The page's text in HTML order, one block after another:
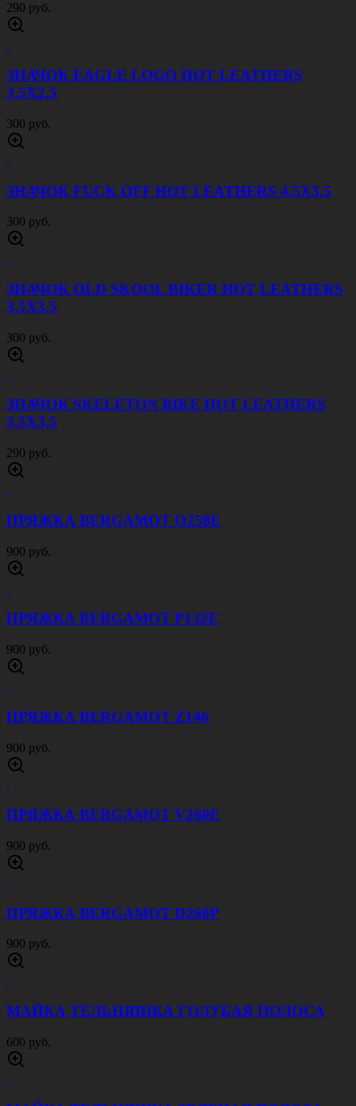
290 руб.
ЗНАЧОК EAGLE LOGO HOT LEATHERS
3,5Х2,5
300 руб.
ЗНАЧОК FUCK OFF HOT LEATHERS 4,5Х3,5
300 руб.
ЗНАЧОК OLD SKOOL BIKER HOT LEATHERS
3,5Х3,5
300 руб.
ЗНАЧОК SKELETON BIKE HOT LEATHERS
3,5Х3,5
290 руб.
ПРЯЖКА BERGAMOT O258E
900 руб.
ПРЯЖКА BERGAMOT P132E
900 руб.
ПРЯЖКА BERGAMOT Z146
900 руб.
ПРЯЖКА BERGAMOT V260E
900 руб.
ПРЯЖКА BERGAMOT D260P
900 руб.
МАЙКА ТЕЛЬНЯШКА ГОЛУБАЯ ПОЛОСА
600 руб.